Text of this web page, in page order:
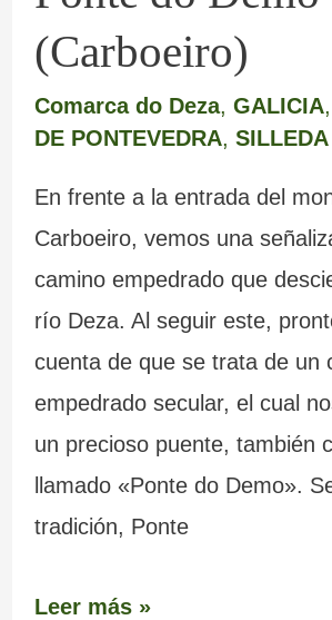
(Carboeiro)
Comarca do Deza, GALICIA,
DE PONTEVEDRA, SILLEDA
En frente a la entrada del
Carboeiro, vemos una
camino empedrado que
río Deza. Al seguir este,
cuenta de que se trata de un
empedrado secular, el cual
un precioso puente, también
llamado «Ponte do Demo».
tradición, Ponte
Leer más »